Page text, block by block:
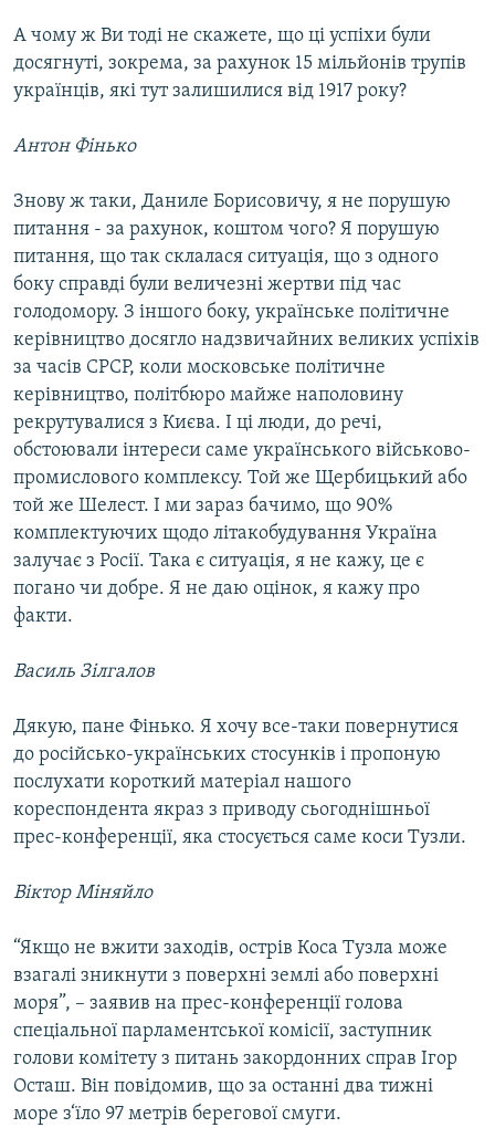
А чому ж Ви тоді не скажете, що ці успіхи були
досягнуті, зокрема, за рахунок 15 мільйонів трупів
українців, які тут залишилися від 1917 року?
Антон Фінько
Знову ж таки, Даниле Борисовичу, я не порушую
питання - за рахунок, коштом чого? Я порушую
питання, що так склалася ситуація, що з одного
боку справді були величезні жертви під час
голодомору. З іншого боку, українське політичне
керівництво досягло надзвичайних великих успіхів
за часів СРСР, коли московське політичне
керівництво, політбюро майже наполовину
рекрутувалися з Києва. І ці люди, до речі,
обстоювали інтереси саме українського військово-
промислового комплексу. Той же Щербицький або
той же Шелест. І ми зараз бачимо, що 90%
комплектуючих щодо літакобудування Україна
залучає з Росії. Така є ситуація, я не кажу, це є
погано чи добре. Я не даю оцінок, я кажу про
факти.
Василь Зілгалов
Дякую, пане Фінько. Я хочу все-таки повернутися
до російсько-українських стосунків і пропоную
послухати короткий матеріал нашого
кореспондента якраз з приводу сьогоднішньої
прес-конференції, яка стосується саме коси Тузли.
Віктор Міняйло
“Якщо не вжити заходів, острів Коса Тузла може
взагалі зникнути з поверхні землі або поверхні
моря”, – заявив на прес-конференції голова
спеціальної парламентської комісії, заступник
голови комітету з питань закордонних справ Ігор
Осташ. Він повідомив, що за останні два тижні
море з‘їло 97 метрів берегової смуги.